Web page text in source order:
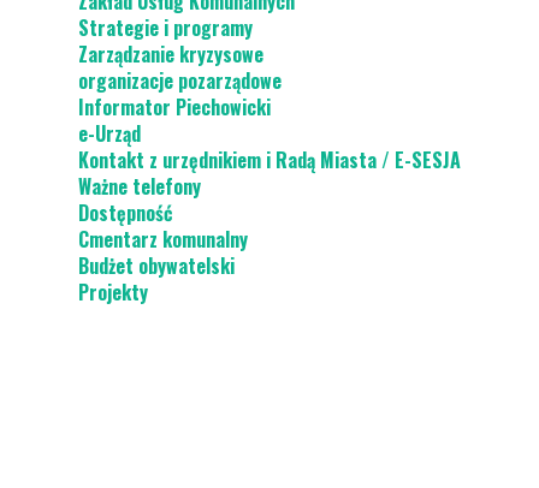
Strategie i programy
Zarządzanie kryzysowe
organizacje pozarządowe
Informator Piechowicki
e-Urząd
Kontakt z urzędnikiem i Radą Miasta / E-SESJA
Ważne telefony
Dostępność
Cmentarz komunalny
Budżet obywatelski
Projekty